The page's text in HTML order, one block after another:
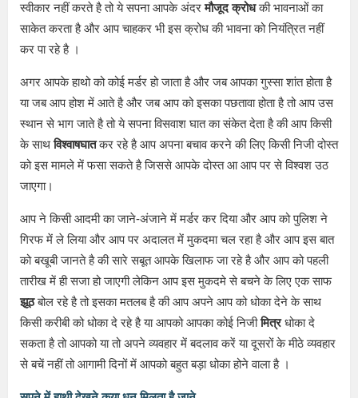
स्वीकार नहीं करते है तो ये सपना आपके अंदरमौजूद क्रोधकी भावनाओं का
साकेत करता है और आप चाहकर भी इस क्रोध की भावना को नियंत्रित नहीं
कर पा रहे है ।
अगर आपके हाथो को कोई मर्डर हो जाता है और जब आपका गुस्सा शांत होता है
या जब आप होश में आते है और जब आप को इसका पछतावा होता है तो आप उस
स्थान से भाग जाते है तो ये सपना विसवाश घात का संकेत देता है की आप किसी
के साथविश्वाषघातकर रहे है आप अपना बचाव करने की लिए किसी निजी दोस्त
को इस मामले में फसा सकते है जिससे आपके दोस्त आ आप पर से विश्वश उठ
जाएगा।
आप ने किसी आदमी का जाने-अंजाने में मर्डर कर दिया और आप को पुलिश ने
गिरफ में ले लिया और आप पर अदालत में मुकदमा चल रहा है और आप इस बात
को बखूबी जानते है की सारे सबूत आपके खिलाफ जा रहे है और आप को पहली
तारीख में ही सजा हो जाएगी लेकिन आप इस मुकदमे से बचने के लिए एक साफ
झूठबोल रहे है तो इसका मतलब है की आप अपने आप को धोका देने के साथ
किसी करीबी को धोका दे रहे है या आपको आपका कोई निजीमित्रधोका दे
सकता है तो आपको या तो अपने व्यवहार में बदलाव करें या दूसरों के मीठे व्यवहार
से बचें नहीं तो आगामी दिनों में आपको बहुत बड़ा धोका होने वाला है ।